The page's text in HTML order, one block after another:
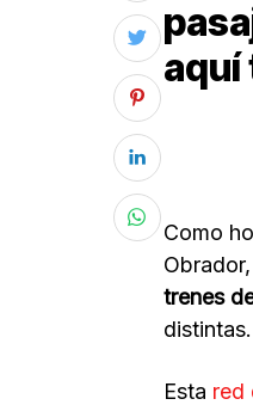
aquí
Como
trenes
distintas.
Esta red